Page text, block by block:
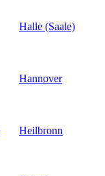
Halle (Saale)
Hannover
Heilbronn